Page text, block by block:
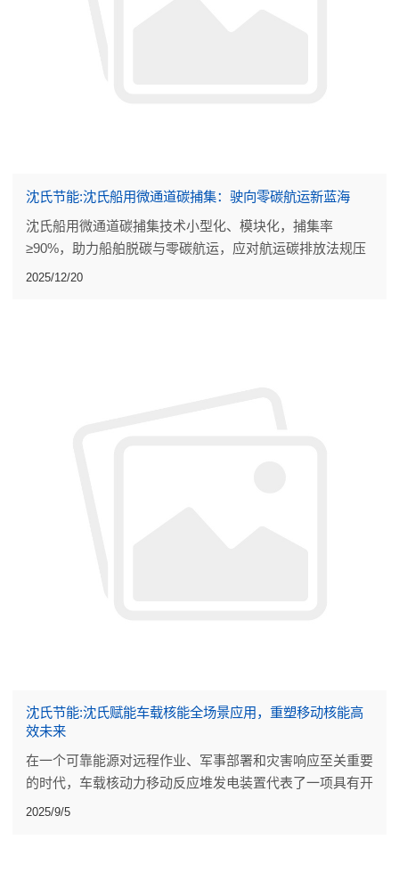
沈氏节能:沈氏船用微通道碳捕集：驶向零碳航运新蓝海
沈氏船用微通道碳捕集技术小型化、模块化，捕集率
≥90%，助力船舶脱碳与零碳航运，应对航运碳排放法规压
力，开辟船舶CCUS新蓝海
2025/12/20
沈氏节能:沈氏赋能车载核能全场景应用，重塑移动核能高
效未来
在一个可靠能源对远程作业、军事部署和灾害响应至关重要
的时代，车载核动力移动反应堆发电装置代表了一项具有开
创性的进步。沈氏节能将先进的核技术与超临界二氧化碳
2025/9/5